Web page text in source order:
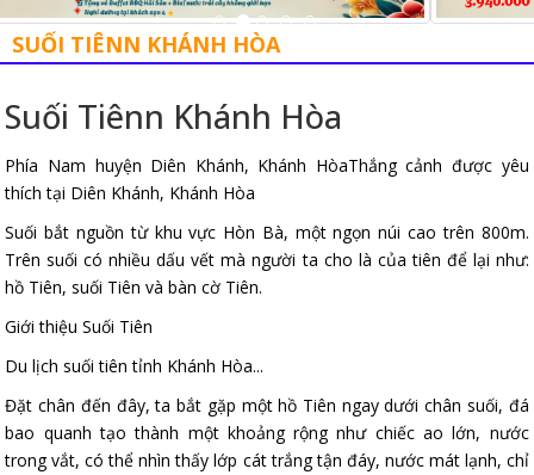
SUỐI TIÊNN KHÁNH HÒA
Suối Tiênn Khánh Hòa
Phía Nam huyện Diên Khánh, Khánh HòaThắng cảnh được yêu
thích tại Diên Khánh, Khánh Hòa
Suối bắt nguồn từ khu vực Hòn Bà, một ngọn núi cao trên 800m.
Trên suối có nhiều dấu vết mà người ta cho là của tiên để lại như:
hồ Tiên, suối Tiên và bàn cờ Tiên.
Giới thiệu Suối Tiên
Du lịch suối tiên tỉnh Khánh Hòa...
Đặt chân đến đây, ta bắt gặp một hồ Tiên ngay dưới chân suối, đá
bao quanh tạo thành một khoảng rộng như chiếc ao lớn, nước
trong vắt, có thể nhìn thấy lớp cát trắng tận đáy, nước mát lạnh, chỉ